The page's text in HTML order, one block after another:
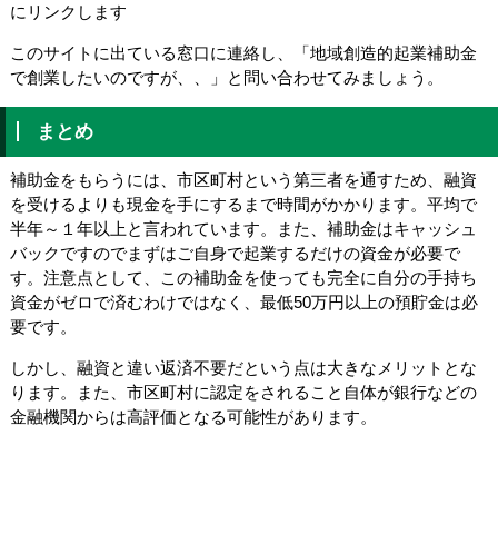
にリンクします
このサイトに出ている窓口に連絡し、「地域創造的起業補助金
で創業したいのですが、、」と問い合わせてみましょう。
まとめ
補助金をもらうには、市区町村という第三者を通すため、融資
を受けるよりも現金を手にするまで時間がかかります。平均で
半年～１年以上と言われています。また、補助金はキャッシュ
バックですのでまずはご自身で起業するだけの資金が必要で
す。注意点として、この補助金を使っても完全に自分の手持ち
資金がゼロで済むわけではなく、最低50万円以上の預貯金は必
要です。
しかし、融資と違い返済不要だという点は大きなメリットとな
ります。また、市区町村に認定をされること自体が銀行などの
金融機関からは高評価となる可能性があります。